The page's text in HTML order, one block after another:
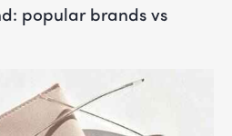
popular brands vs